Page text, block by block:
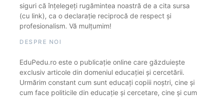
siguri că înțelegeți rugămintea noastră de a cita sursa
(cu link), ca o declarație reciprocă de respect și
profesionalism. Vă mulțumim!
DESPRE NOI
EduPedu.ro este o publicație online care găzduiește
exclusiv articole din domeniul educației și cercetării.
Urmărim constant cum sunt educați copiii noștri, cine și
cum face politicile din educație și cercetare, cine și cum